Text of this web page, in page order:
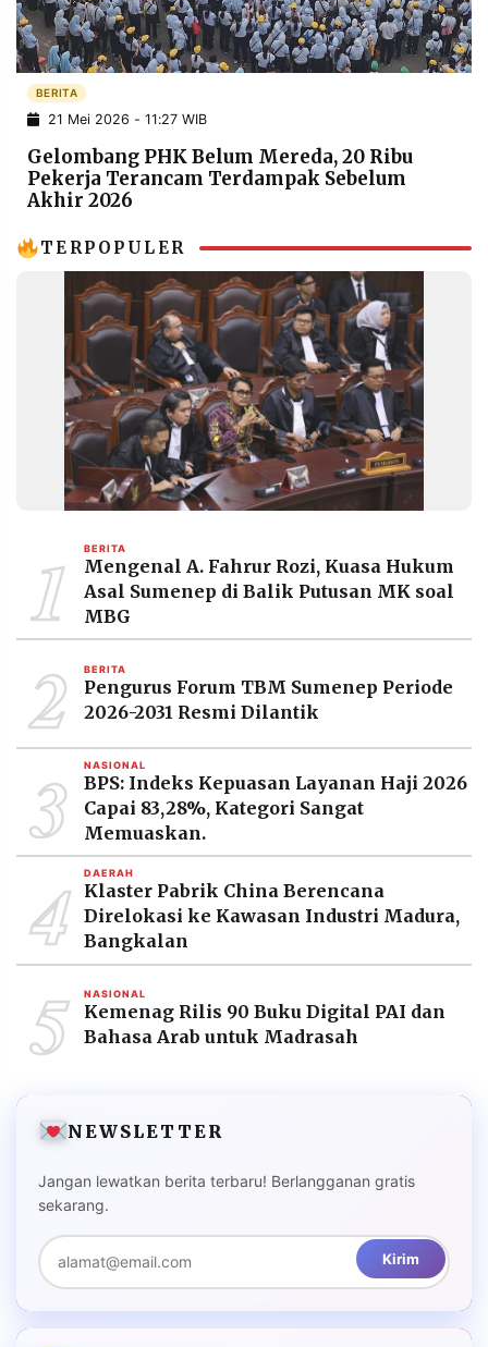
POLICY WARGA
INFORMASI
IKLAN
KIRIM
TULISAN
PENGADUAN TERM
SERVICE
IKUTI
KAMI
RESOLUSI
MEDIA
PRAMUDITA
©
Resolusi.co
2026
PT.
RESOLUSI
MEDIA
PRAMUDITA
BERITA
21 Mei 2026 - 11:27 WIB
Gelombang PHK Belum Mereda, 20 Ribu
Pekerja Terancam Terdampak Sebelum
Akhir 2026
TERPOPULER
1 BERITA
Mengenal A. Fahrur Rozi, Kuasa Hukum
Asal Sumenep di Balik Putusan MK soal
MBG
2 BERITA
Pengurus Forum TBM Sumenep Periode
2026-2031 Resmi Dilantik
3 NASIONAL
BPS: Indeks Kepuasan Layanan Haji 2026
Capai 83,28%, Kategori Sangat
Memuaskan.
4 DAERAH
Klaster Pabrik China Berencana
Direlokasi ke Kawasan Industri Madura,
Bangkalan
5 NASIONAL
Kemenag Rilis 90 Buku Digital PAI dan
Bahasa Arab untuk Madrasah
NEWSLETTER
Jangan lewatkan berita terbaru! Berlangganan gratis
sekarang.
Kirim